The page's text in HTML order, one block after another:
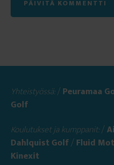
Yhteistyössä:/Peuramaa
Golf
Koulutukset ja kumppanit:/
Dahlquist Golf/Fluid
Kinexit